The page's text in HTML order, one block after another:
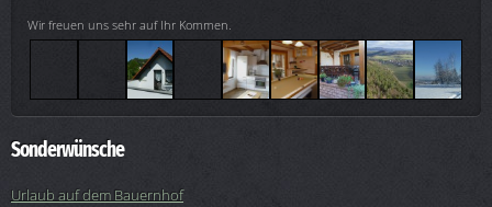
Wir freuen uns sehr auf Ihr Kommen.
Sonderwünsche
Urlaub auf dem Bauernhof